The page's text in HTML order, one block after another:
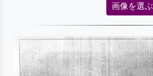
画像を選ぶ